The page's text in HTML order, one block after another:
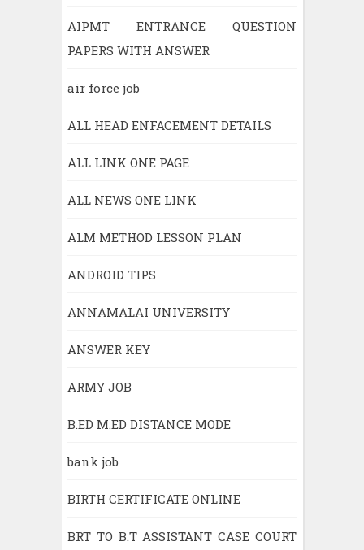
AIPMT ENTRANCE QUESTION
PAPERS WITH ANSWER
air force job
ALL HEAD ENFACEMENT DETAILS
ALL LINK ONE PAGE
ALL NEWS ONE LINK
ALM METHOD LESSON PLAN
ANDROID TIPS
ANNAMALAI UNIVERSITY
ANSWER KEY
ARMY JOB
B.ED M.ED DISTANCE MODE
bank job
BIRTH CERTIFICATE ONLINE
BRT TO B.T ASSISTANT CASE COURT